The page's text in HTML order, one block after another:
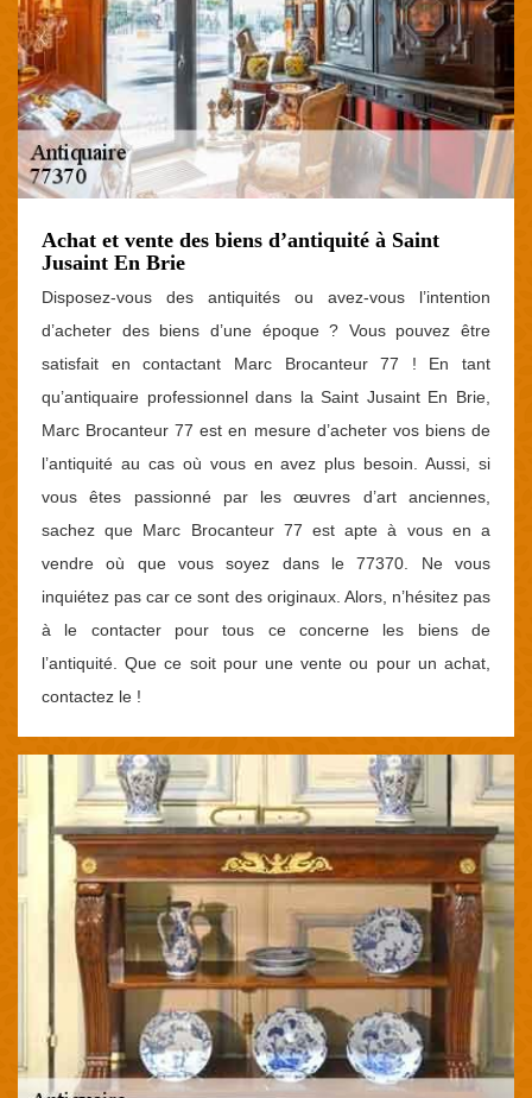
Achat et vente des biens d’antiquité à Saint
Jusaint En Brie
Disposez-vous des antiquités ou avez-vous l’intention
d’acheter des biens d’une époque ? Vous pouvez être
satisfait en contactant Marc Brocanteur 77 ! En tant
qu’antiquaire professionnel dans la Saint Jusaint En Brie,
Marc Brocanteur 77 est en mesure d’acheter vos biens de
l’antiquité au cas où vous en avez plus besoin. Aussi, si
vous êtes passionné par les œuvres d’art anciennes,
sachez que Marc Brocanteur 77 est apte à vous en a
vendre où que vous soyez dans le 77370. Ne vous
inquiétez pas car ce sont des originaux. Alors, n’hésitez pas
à le contacter pour tous ce concerne les biens de
l’antiquité. Que ce soit pour une vente ou pour un achat,
contactez le !